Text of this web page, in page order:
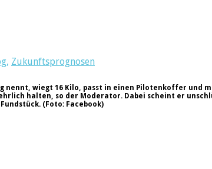
, Zukunftsprognosen
nennt, wiegt 16 Kilo, passt in einen Pilotenkoffer und
halten, so der Moderator. Dabei scheint er
(Foto: Facebook)